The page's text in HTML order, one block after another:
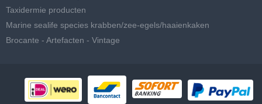
Taxidermie producten
Marine sealife species krabben/zee-egels/haaienkaken
Brocante - Artefacten - Vintage